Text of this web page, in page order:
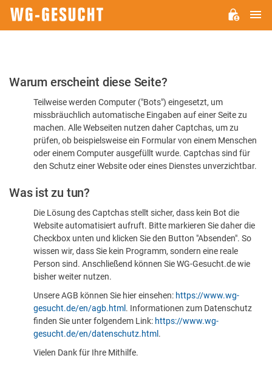
Bitte
dass
sind
Warum erscheint diese Seite?
Teilweise werden Computer ("Bots") eingesetzt, um
missbräuchlich automatische Eingaben auf einer Seite zu
machen. Alle Webseiten nutzen daher Captchas, um zu
prüfen, ob beispielsweise ein Formular von einem Menschen
oder einem Computer ausgefüllt wurde. Captchas sind für
den Schutz einer Website oder eines Dienstes unverzichtbar.
Was ist zu tun?
Die Lösung des Captchas stellt sicher, dass kein Bot die
Website automatisiert aufruft. Bitte markieren Sie daher die
Checkbox unten und klicken Sie den Button "Absenden". So
wissen wir, dass Sie kein Programm, sondern eine reale
Person sind. Anschließend können Sie WG-Gesucht.de wie
bisher weiter nutzen.
Unsere AGB können Sie hier einsehen: https://www.wg-
gesucht.de/en/agb.html . Informationen zum Datenschutz
finden Sie unter folgendem Link: https://www.wg-
gesucht.de/en/datenschutz.html .
Vielen Dank für Ihre Mithilfe.